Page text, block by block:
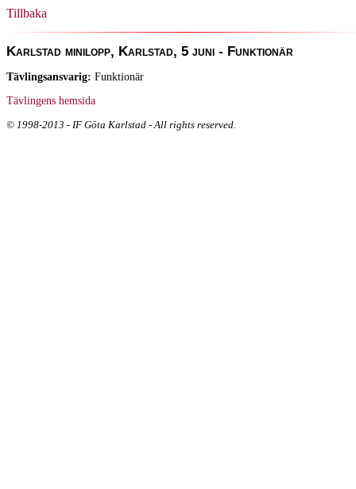
Tillbaka
Karlstad minilopp, Karlstad, 5 juni - Funktionär
Tävlingsansvarig: Funktionär
Tävlingens hemsida
© 1998-2013 - IF Göta Karlstad - All rights reserved.